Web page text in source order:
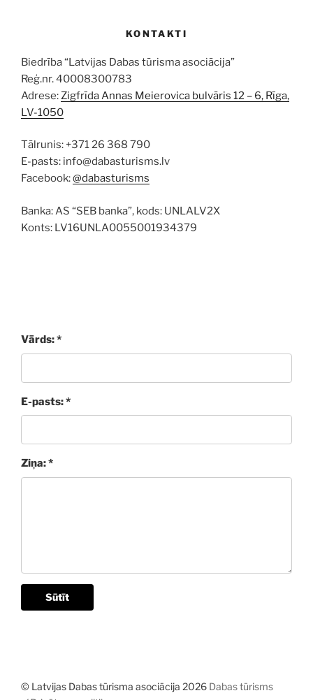
KONTAKTI
Biedrība “Latvijas Dabas tūrisma asociācija”
Reģ.nr. 40008300783
Adrese:Zigfrīda Annas Meierovica bulvāris 12 – 6, Rīga,
LV-1050
Tālrunis: +371 26 368 790
E-pasts: info@dabasturisms.lv
Facebook:@dabasturisms
Banka: AS “SEB banka”, kods: UNLALV2X
Konts: LV16UNLA0055001934379
Vārds: *
E-pasts: *
Ziņa: *
Sūtīt
© Latvijas Dabas tūrisma asociācija 2026 Dabas tūrisms